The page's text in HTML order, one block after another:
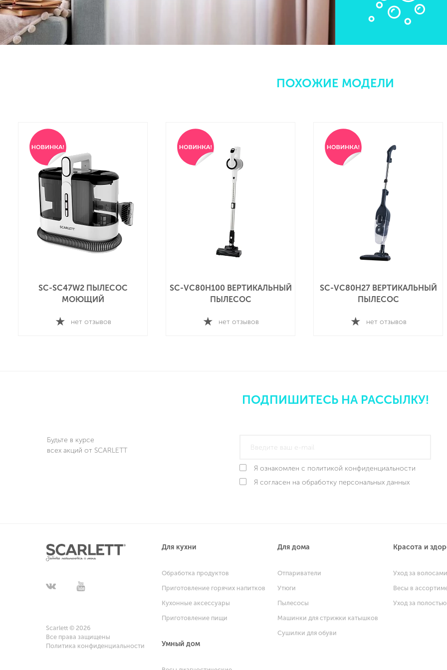
ПОХОЖИЕ МОДЕЛИ
SC-SC47W2 ПЫЛЕСОС
МОЮЩИЙ
нет отзывов
SC-VC80H100 ВЕРТИКАЛЬНЫЙ
ПЫЛЕСОС
нет отзывов
SC-VC80H27 ВЕРТИКАЛЬНЫЙ
ПЫЛЕСОС
нет отзывов
ПОДПИШИТЕСЬ НА РАССЫЛКУ!
Будьте в курсе
всех акций от SCARLETT
Я ознакомлен с политикой конфиденциальности
Я согласен на обработку персональных данных
Scarlett © 2026
Все права защищены
Политика конфиденциальности
Для кухни
Обработка продуктов
Приготовление горячих напитков
Кухонные аксессуары
Приготовление пищи
Для дома
Отпариватели
Утюги
Пылесосы
Машинки для стрижки катышков
Сушилки для обуви
Красота и
Уход за волосами
Весы в
Уход за
Умный дом